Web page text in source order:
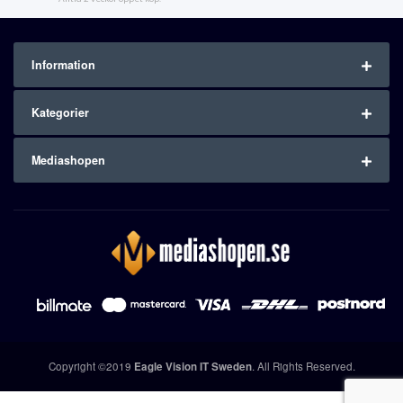
Information
Kategorier
Mediashopen
Copyright ©2019 Eagle Vision IT Sweden. All Rights Reserved.